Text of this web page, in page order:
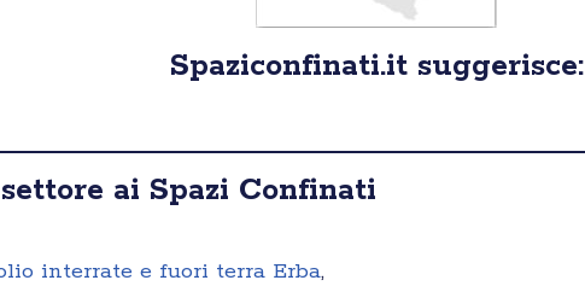
Spaziconfinati.it suggerisce:
ai Spazi Confinati
interrate e fuori terra Erba,